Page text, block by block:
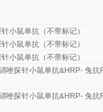
小鼠单抗（不带标记）
小鼠单抗（不带标记）
小鼠单抗（不带标记）
唑探针小鼠单抗&HRP-兔抗
唑探针小鼠单抗&HRP-兔抗